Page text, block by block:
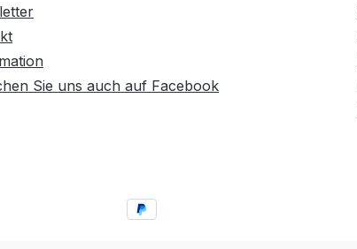
Sie uns auch auf Facebook